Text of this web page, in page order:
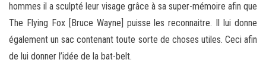
hommes il a sculpté leur visage grâce à sa super-mémoire afin que
The Flying Fox [Bruce Wayne] puisse les reconnaitre. Il lui donne
également un sac contenant toute sorte de choses utiles. Ceci afin
de lui donner l’idée de la bat-belt.